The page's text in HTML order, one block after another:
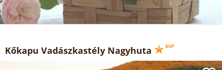
Kőkapu Vadászkastély Nagyhuta